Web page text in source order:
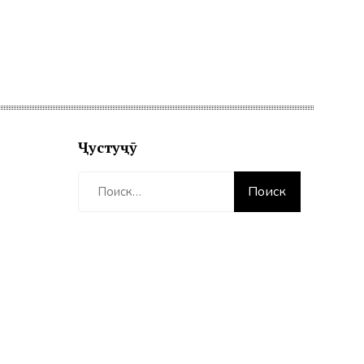
Ҷустуҷӯ